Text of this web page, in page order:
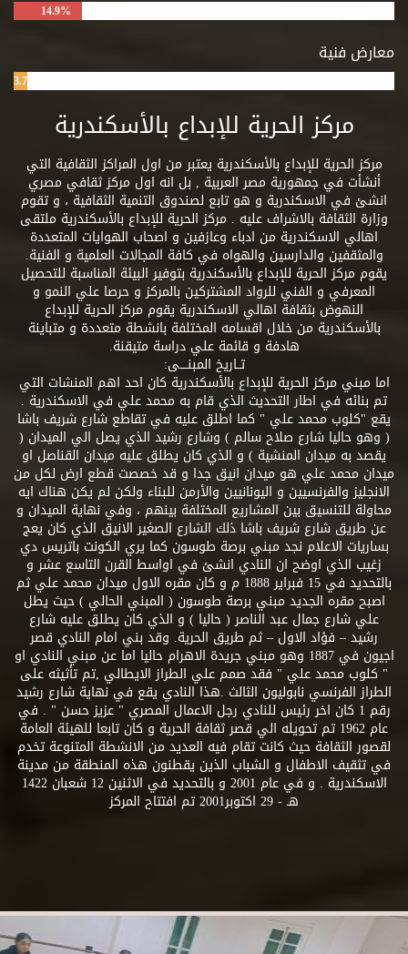
14.9%
معارض فنية
3.7%
مركز الحرية للإبداع بالأسكندرية
مركز الحرية للإبداع بالأسكندرية يعتبر من اول المراكز الثقافية التي
أنشأت في جمهورية مصر العربية , بل انه اول مركز ثقافي مصري
انشئ في الاسكندرية و هو تابع لصندوق التنمية الثقافية ، و تقوم
وزارة الثقافة بالاشراف عليه . مركز الحرية للإبداع بالأسكندرية ملتقى
اهالي الاسكندرية من ادباء وعازفين و اصحاب الهوايات المتعددة
والمثقفين والدارسين والهواه في كافة المجالات العلمية و الفنية.
يقوم مركز الحرية للإبداع بالأسكندرية بتوفير البيئة المناسبة للتحصيل
المعرفي و الفني للرواد المشتركين بالمركز و حرصا علي النمو و
النهوض بثقافة اهالي الاسكندرية يقوم مركز الحرية للإبداع
بالأسكندرية من خلال اقسامه المختلفة بانشطة متعددة و متباينة
هادفة و قائمة علي دراسة متيقنة.
تــاريخ المبنــــى:
اما مبني مركز الحرية للإبداع بالأسكندرية كان احد اهم المنشات التي
تم بنائه في اطار التحديث الذي قام به محمد علي في الاسكندرية .
يقع "كلوب محمد علي " كما اطلق عليه في تقاطع شارع شريف باشا
( وهو حاليا شارع صلاح سالم ) وشارع رشيد الذي يصل الي الميدان (
يقصد به ميدان المنشية ) و الذي كان يطلق عليه ميدان القناصل او
ميدان محمد علي هو ميدان انيق جدا و قد خصصت قطع ارض لكل من
الانجليز والفرنسيين و اليونانيين والأرمن للبناء ولكن لم يكن هناك ايه
محاولة للتنسيق بين المشاريع المختلفة بينهم ، وفي نهاية الميدان و
عن طريق شارع شريف باشا ذلك الشارع الصغير الانيق الذي كان يعج
بساريات الاعلام نجد مبني برصة طوسون كما يري الكونت باتريس دي
زغيب الذي اوضح ان النادي انشئ في اواسط القرن التاسع عشر و
بالتحديد في 15 فبراير 1888 م و كان مقره الاول ميدان محمد علي ثم
اصبح مقره الجديد مبني برصة طوسون ( المبني الحالي ) حيث يطل
علي شارع جمال عبد الناصر ( حاليا ) و الذي كان يطلق عليه شارع
رشيد – فؤاد الاول – ثم طريق الحرية. وقد بني امام النادي قصر
اجيون في 1887 وهو مبني جريدة الاهرام حاليا اما عن مبني النادي او
" كلوب محمد علي " فقد صمم علي الطراز الايطالي ,تم تأثيثه على
الطراز الفرنسي نابوليون الثالث .هذا النادي يقع في نهاية شارع رشيد
رقم 1 كان اخر رئيس للنادي رجل الاعمال المصري " عزيز حسن " . في
عام 1962 تم تحويله الي قصر ثقافة الحرية و كان تابعا للهيئة العامة
لقصور الثقافة حيث كانت تقام فيه العديد من الانشطة المتنوعة تخدم
في تثقيف الاطفال و الشباب الذين يقطنون هذه المنطقة من مدينة
الاسكندرية . و في عام 2001 و بالتحديد في الاثنين 12 شعبان 1422
هـ - 29 اكتوبر2001 تم افتتاح المركز